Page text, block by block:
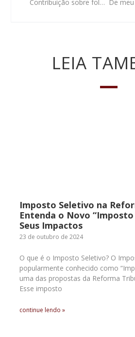
Contribuição sobre folha de salário destinada ao Sebrae é constitucional, decide STF
LEIA
Imposto Seletivo na
Entenda o Novo “Imposto
Seus Impactos
23 de outubro de 2024
O que é o Imposto Seletivo? O
popularmente conhecido como
uma das propostas da Reforma
Esse imposto
continue lendo »